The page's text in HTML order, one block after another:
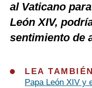
al Vaticano
León XIV,
sentimiento de
LEA
Papa León XIV y